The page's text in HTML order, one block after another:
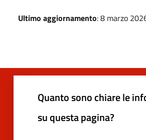
Ultimo aggiornamento: 8 marzo
Quanto sono chiare le
su questa pagina?